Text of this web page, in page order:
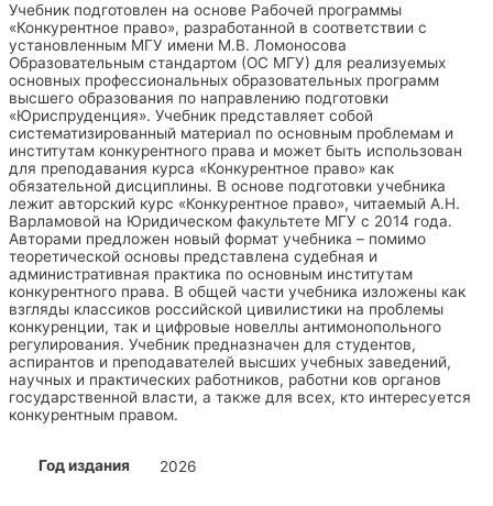
Учебник подготовлен на основе Рабочей программы
«Конкурентное право», разработанной в соответствии с
установленным МГУ имени М.В. Ломоносова
Образовательным стандартом (ОС МГУ) для реализуемых
основных профессиональных образовательных программ
высшего образования по направлению подготовки
«Юриспруденция». Учебник представляет собой
систематизированный материал по основным проблемам и
институтам конкурентного права и может быть использован
для преподавания курса «Конкурентное право» как
обязательной дисциплины. В основе подготовки учебника
лежит авторский курс «Конкурентное право», читаемый А.Н.
Варламовой на Юридическом факультете МГУ с 2014 года.
Авторами предложен новый формат учебника – помимо
теоретической основы представлена судебная и
административная практика по основным институтам
конкурентного права. В общей части учебника изложены как
взгляды классиков российской цивилистики на проблемы
конкуренции, так и цифровые новеллы антимонопольного
регулирования. Учебник предназначен для студентов,
аспирантов и преподавателей высших учебных заведений,
научных и практических работников, работни ков органов
государственной власти, а также для всех, кто интересуется
конкурентным правом.
Год издания 2026